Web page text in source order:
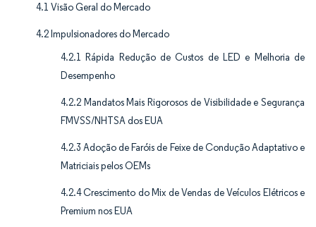
4.1 Visão Geral do Mercado
4.2 Impulsionadores do Mercado
4.2.1 Rápida Redução de Custos de LED e Melhoria de
Desempenho
4.2.2 Mandatos Mais Rigorosos de Visibilidade e Segurança
FMVSS/NHTSA dos EUA
4.2.3 Adoção de Faróis de Feixe de Condução Adaptativo e
Matriciais pelos OEMs
4.2.4 Crescimento do Mix de Vendas de Veículos Elétricos e
Premium nos EUA